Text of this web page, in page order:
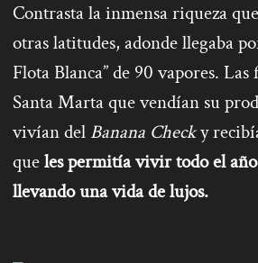
Contrasta la inmensa riqueza
otras latitudes, adonde llegaba
Flota Blanca” de 90 vapores.
Santa Marta que vendían su
vivían del Banana Checky
queles permitía vivir todo el
llevando una vida de lujos.